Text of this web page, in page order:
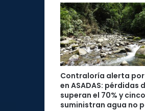
Contraloría alerta
en ASADAS: pérdidas
superan el 70% y cinco
suministran agua no